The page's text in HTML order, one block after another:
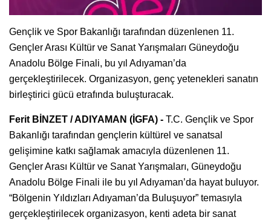
Gençlik ve Spor Bakanlığı tarafından düzenlenen 11.
Gençler Arası Kültür ve Sanat Yarışmaları Güneydoğu
Anadolu Bölge Finali, bu yıl Adıyaman’da
gerçekleştirilecek. Organizasyon, genç yetenekleri sanatın
birleştirici gücü etrafında buluşturacak.
Ferit BİNZET / ADIYAMAN (İGFA) - T.C. Gençlik ve Spor
Bakanlığı tarafından gençlerin kültürel ve sanatsal
gelişimine katkı sağlamak amacıyla düzenlenen 11.
Gençler Arası Kültür ve Sanat Yarışmaları, Güneydoğu
Anadolu Bölge Finali ile bu yıl Adıyaman’da hayat buluyor.
“Bölgenin Yıldızları Adıyaman’da Buluşuyor” temasıyla
gerçekleştirilecek organizasyon, kenti adeta bir sanat